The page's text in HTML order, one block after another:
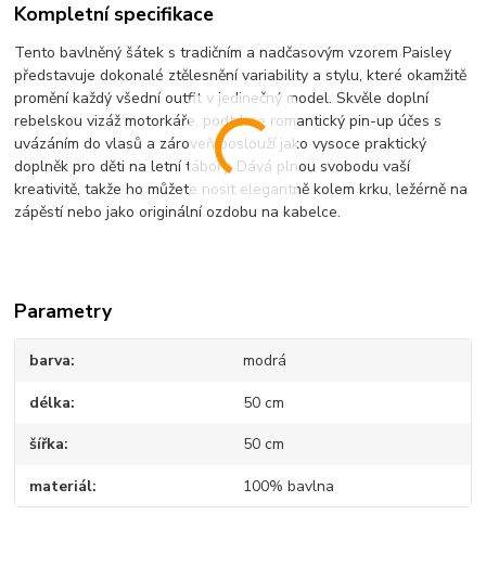
Kompletní specifikace
Tento bavlněný šátek s tradičním a nadčasovým vzorem Paisley
představuje dokonalé ztělesnění variability a stylu, které okamžitě
promění každý všední outfit v jedinečný model. Skvěle doplní
rebelskou vizáž motorkáře, podtrhne romantický pin-up účes s
uvázáním do vlasů a zároveň poslouží jako vysoce praktický
doplněk pro děti na letní tábory. Dává plnou svobodu vaší
kreativitě, takže ho můžete nosit elegantně kolem krku, ležérně na
zápěstí nebo jako originální ozdobu na kabelce.
Parametry
barva modrá
délka 50 cm
šířka 50 cm
materiál 100% bavlna